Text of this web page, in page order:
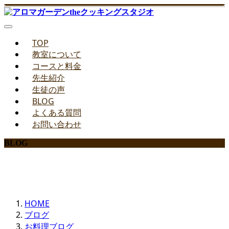
TOP
教室について
コースと料金
先生紹介
生徒の声
BLOG
よくある質問
お問い合わせ
BLOG
HOME
ブログ
お料理ブログ